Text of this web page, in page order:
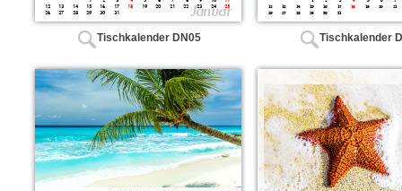
Tischkalender DN05 Tischkalender